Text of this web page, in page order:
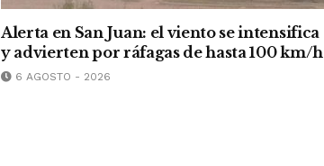
Alerta en San Juan: el viento se intensifica
y advierten por ráfagas de hasta 100 km/h
6 AGOSTO - 2026